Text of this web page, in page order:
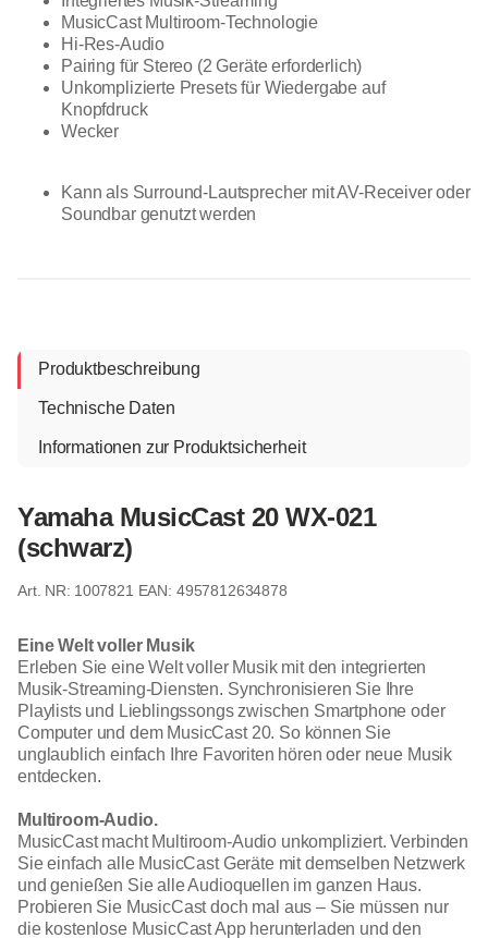
MusicCast Multiroom-Technologie
Hi-Res-Audio
Pairing für Stereo (2 Geräte erforderlich)
Unkomplizierte Presets für Wiedergabe auf
Knopfdruck
Wecker
Kann als Surround-Lautsprecher mit AV-Receiver oder
Soundbar genutzt werden
Produktbeschreibung
Technische Daten
Informationen zur Produktsicherheit
Yamaha MusicCast 20 WX-021
(schwarz)
1007821 EAN: 4957812634878
Eine Welt voller Musik
Erleben Sie eine Welt voller Musik mit den integrierten
Musik-Streaming-Diensten. Synchronisieren Sie Ihre
Playlists und Lieblingssongs zwischen Smartphone oder
Computer und dem MusicCast 20. So können Sie
unglaublich einfach Ihre Favoriten hören oder neue Musik
entdecken.
Multiroom-Audio.
MusicCast macht Multiroom-Audio unkompliziert. Verbinden
Sie einfach alle MusicCast Geräte mit demselben Netzwerk
und genießen Sie alle Audioquellen im ganzen Haus.
Probieren Sie MusicCast doch mal aus – Sie müssen nur
die kostenlose MusicCast App herunterladen und den